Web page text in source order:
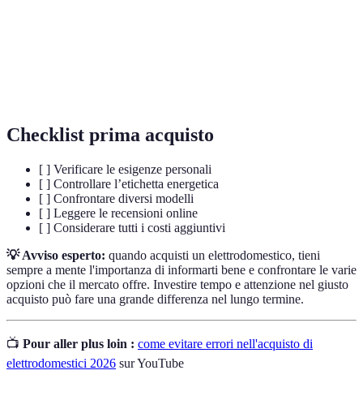
Checklist prima acquisto
[ ] Verificare le esigenze personali
[ ] Controllare l’etichetta energetica
[ ] Confrontare diversi modelli
[ ] Leggere le recensioni online
[ ] Considerare tutti i costi aggiuntivi
💡 Avviso esperto: quando acquisti un elettrodomestico, tieni
sempre a mente l'importanza di informarti bene e confrontare le varie
opzioni che il mercato offre. Investire tempo e attenzione nel giusto
acquisto può fare una grande differenza nel lungo termine.
📺 Pour aller plus loin : come evitare errori nell'acquisto di
elettrodomestici 2026 sur YouTube